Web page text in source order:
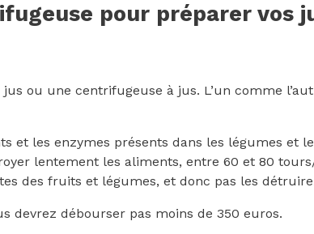
pour préparer vos
ou une centrifugeuse à jus. L’un comme
et les enzymes présents dans les légumes et
lentement les aliments, entre 60 et 80
des fruits et légumes, et donc pas les
devrez débourser pas moins de 350 euros.